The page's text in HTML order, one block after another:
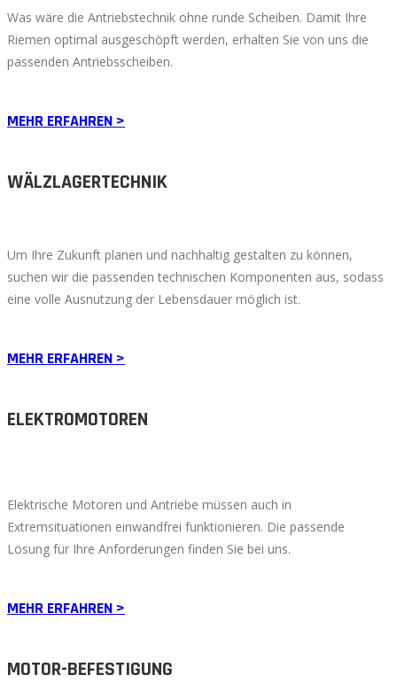
Was wäre die Antriebstechnik ohne runde Scheiben. Damit Ihre
Riemen optimal ausgeschöpft werden, erhalten Sie von uns die
passenden Antriebsscheiben.
MEHR ERFAHREN >
WÄLZLAGERTECHNIK
Um Ihre Zukunft planen und nachhaltig gestalten zu können,
suchen wir die passenden technischen Komponenten aus, sodass
eine volle Ausnutzung der Lebensdauer möglich ist.
MEHR ERFAHREN >
ELEKTROMOTOREN
Elektrische Motoren und Antriebe müssen auch in
Extremsituationen einwandfrei funktionieren. Die passende
Lösung für Ihre Anforderungen finden Sie bei uns.
MEHR ERFAHREN >
MOTOR-BEFESTIGUNG